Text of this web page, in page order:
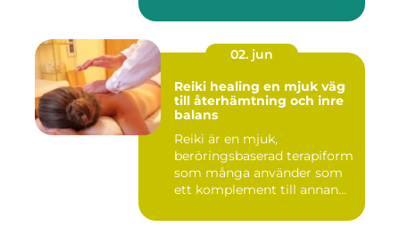
02. jun
Reiki healing en mjuk väg
till återhämtning och inre
balans
Reiki är en mjuk,
beröringsbaserad terapiform
som många använder som
ett komplement till annan